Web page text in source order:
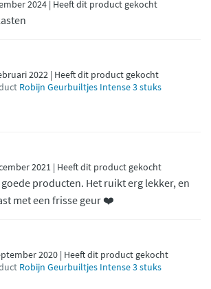
2024 | Heeft dit product gekocht
2022 | Heeft dit product gekocht
Robijn Geurbuiltjes Intense 3 stuks
2021 | Heeft dit product gekocht
producten. Het ruikt erg lekker, en
met een frisse geur ❤️
2020 | Heeft dit product gekocht
Robijn Geurbuiltjes Intense 3 stuks